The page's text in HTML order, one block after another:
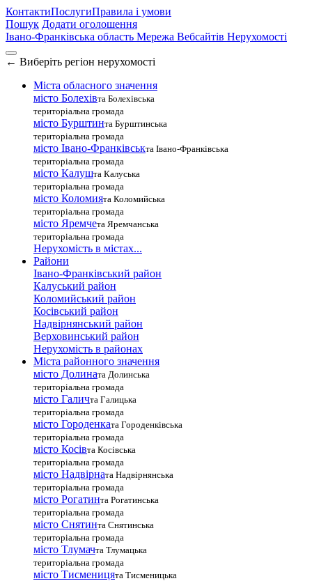
КонтактиПослугиПравила і умови
Пошук Додати оголошення
Івано-Франківська область Мережа Вебсайтів Нерухомості
← Виберіть регіон нерухомості
Міста обласного значення
місто Болехівта Болехівська
територіальна громада
місто Бурштинта Бурштинська
територіальна громада
місто Івано-Франківськта Івано-Франківська
територіальна громада
місто Калушта Калуська
територіальна громада
місто Коломията Коломийська
територіальна громада
місто Яремчета Яремчанська
територіальна громада
Нерухомість в містах...
Райони
Івано-Франківський район
Калуський район
Коломийський район
Косівський район
Надвірнянський район
Верховинський район
Нерухомість в районах
Міста районного значення
місто Долината Долинська
територіальна громада
місто Галичта Галицька
територіальна громада
місто Городенката Городенківська
територіальна громада
місто Косівта Косівська
територіальна громада
місто Надвірната Надвірнянська
територіальна громада
місто Рогатинта Рогатинська
територіальна громада
місто Снятинта Снятинська
територіальна громада
місто Тлумачта Тлумацька
територіальна громада
місто Тисменицята Тисменицька